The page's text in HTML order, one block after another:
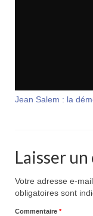
Jean Salem : la
Laisser
Votre adresse e-
obligatoires sont
Commentaire *